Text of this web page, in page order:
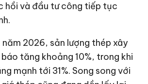
hồi và đầu tư công tiếp tục
năm 2026, sản lượng thép xây
tăng khoảng 10%, trong khi
mạnh tới 31%. Song song với